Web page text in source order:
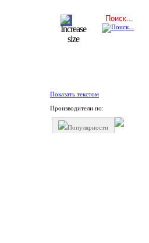
Показать текстом
Производители по:
Популярности